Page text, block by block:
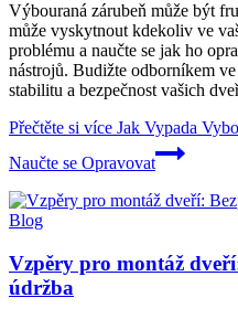
Výbouraná zárubeň může být
může vyskytnout kdekoliv ve
problému a naučte se jak ho
nástrojů. Budižte odborníkem
stabilitu a bezpečnost vašich
Přečtěte si více Jak Vypada
Naučte se Opravovat
Blog
Vzpěry pro montáž
údržba